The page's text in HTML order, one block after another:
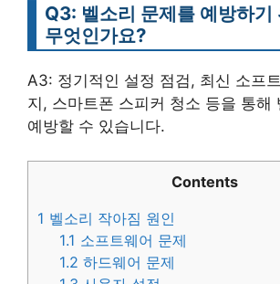
Q3: 벨소리 문제를 예방하기
무엇인가요?
A3: 정기적인 설정 점검, 최신 소프
지, 스마트폰 스피커 청소 등을 통해
예방할 수 있습니다.
Contents
1 벨소리 작아짐 원인
1.1 소프트웨어 문제
1.2 하드웨어 문제